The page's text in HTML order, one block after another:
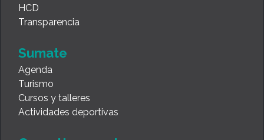
HCD
Transparencia
Sumate
Agenda
Turismo
Cursos y talleres
Actividades deportivas